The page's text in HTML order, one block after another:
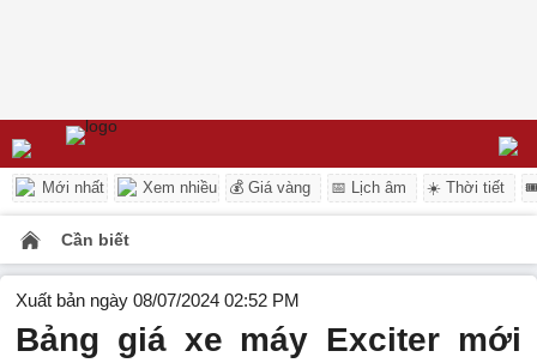
Mới nhất Xem nhiều 💰 Giá vàng 📅 Lịch âm ☀️ Thời tiết
Cần biết
Xuất bản ngày 08/07/2024 02:52 PM
Bảng giá xe máy Exciter mới